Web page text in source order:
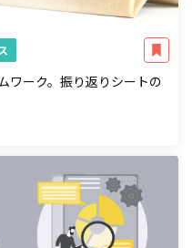
ワーク。振り返りシートの